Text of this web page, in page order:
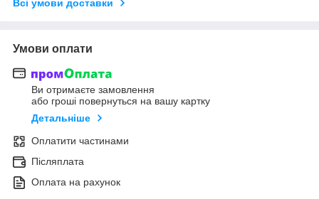
Всі умови доставки
Умови оплати
Ви отримаєте замовлення
або гроші повернуться на вашу картку
Детальніше
Оплатити частинами
Післяплата
Оплата на рахунок